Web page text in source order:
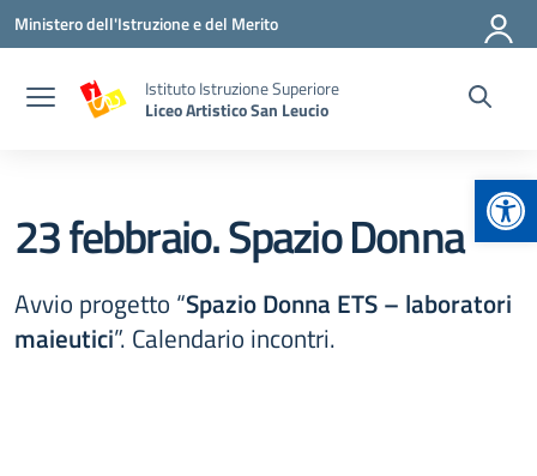
Vai ai contenuti
Vai al menu di navigazione
Vai al footer
Ministero dell'Istruzione e del Merito
Istituto Istruzione Superiore
Liceo Artistico San Leucio
23 febbraio. Spazio Donna
Avvio progetto “Spazio Donna ETS – laboratori
maieutici”. Calendario incontri.